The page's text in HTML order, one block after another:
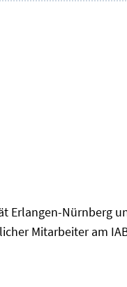
Erlangen-Nürnberg
Mitarbeiter am